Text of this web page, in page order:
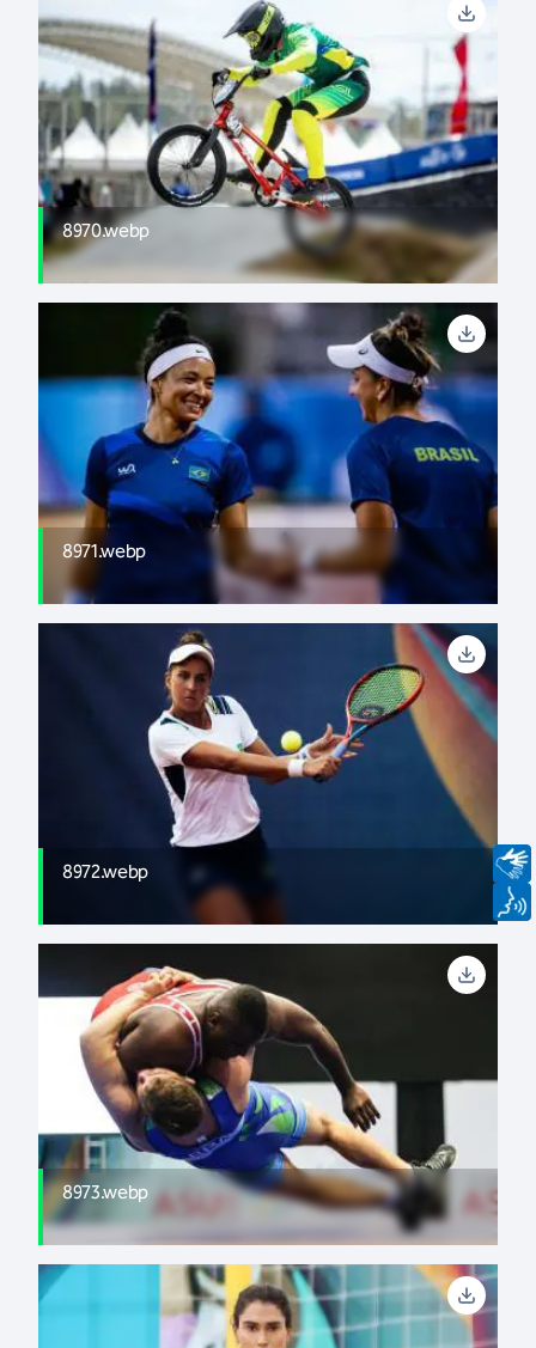
8970.webp
8971.webp
8972.webp
8973.webp